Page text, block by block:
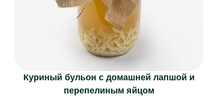
Крестины
Корпоративы
Детские праздники
ЗАЛЫ
Торжественный зал
Особый зал
Куриный бульон с домашней лапшой и
перепелиным яйцом